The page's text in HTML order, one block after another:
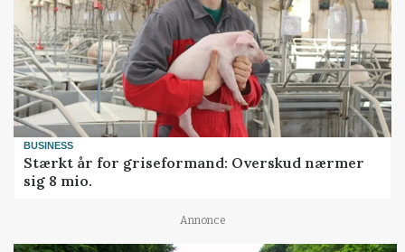
BUSINESS
Stærkt år for griseformand: Overskud nærmer
sig 8 mio.
Annonce